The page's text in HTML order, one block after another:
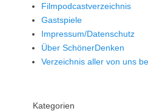
Filmpodcastverzeichnis
Gastspiele
Impressum/Datenschutz
Über SchönerDenken
Verzeichnis aller von uns
Kategorien